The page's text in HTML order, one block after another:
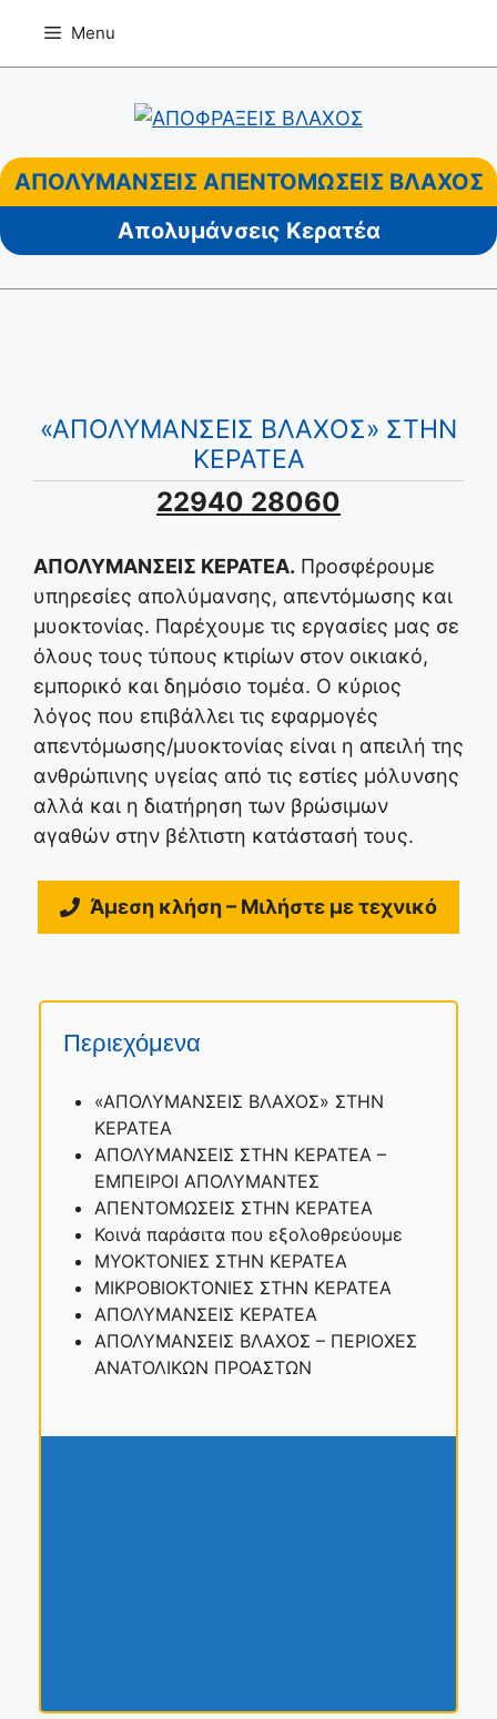
περιεχόμενο
Menu
ΑΠΟΛΥΜΑΝΣΕΙΣ ΑΠΕΝΤΟΜΩΣΕΙΣ ΒΛΑΧΟΣ
Απολυμάνσεις Κερατέα
«ΑΠΟΛΥΜΑΝΣΕΙΣ ΒΛΑΧΟΣ» ΣΤΗΝ
ΚΕΡΑΤΕΑ
22940 28060
ΑΠΟΛΥΜΑΝΣΕΙΣ ΚΕΡΑΤΕΑ. Προσφέρουμε
υπηρεσίες απολύμανσης, απεντόμωσης και
μυοκτονίας. Παρέχουμε τις εργασίες μας σε
όλους τους τύπους κτιρίων στον οικιακό,
εμπορικό και δημόσιο τομέα. Ο κύριος
λόγος που επιβάλλει τις εφαρμογές
απεντόμωσης/μυοκτονίας είναι η απειλή της
ανθρώπινης υγείας από τις εστίες μόλυνσης
αλλά και η διατήρηση των βρώσιμων
αγαθών στην βέλτιστη κατάστασή τους.
Άμεση κλήση – Μιλήστε με τεχνικό
Περιεχόμενα
«ΑΠΟΛΥΜΑΝΣΕΙΣ ΒΛΑΧΟΣ» ΣΤΗΝ
ΚΕΡΑΤΕΑ
ΑΠΟΛΥΜΑΝΣΕΙΣ ΣΤΗΝ ΚΕΡΑΤΕΑ –
ΕΜΠΕΙΡΟΙ ΑΠΟΛΥΜΑΝΤΕΣ
ΑΠΕΝΤΟΜΩΣΕΙΣ ΣΤΗΝ ΚΕΡΑΤΕΑ
Κοινά παράσιτα που εξολοθρεύουμε
ΜΥΟΚΤΟΝΙΕΣ ΣΤΗΝ ΚΕΡΑΤΕΑ
ΜΙΚΡΟΒΙΟΚΤΟΝΙΕΣ ΣΤΗΝ ΚΕΡΑΤΕΑ
ΑΠΟΛΥΜΑΝΣΕΙΣ ΚΕΡΑΤΕΑ
ΑΠΟΛΥΜΑΝΣΕΙΣ ΒΛΑΧΟΣ – ΠΕΡΙΟΧΕΣ
ΑΝΑΤΟΛΙΚΩΝ ΠΡΟΑΣΤΩΝ